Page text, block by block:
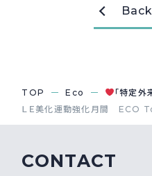
News&Topics
TOP Eco 「特定外
ＬＥ美化運動強化月間 ECO
CONTACT